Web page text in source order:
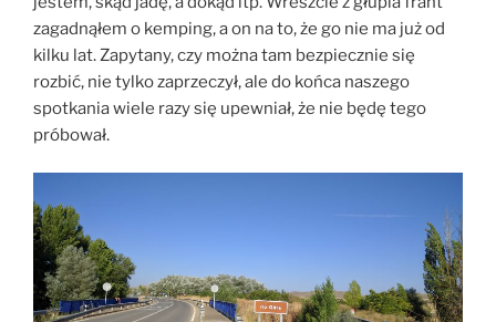
zagadnąłem o kemping, a on na to, że go nie ma już od
kilku lat. Zapytany, czy można tam bezpiecznie się
rozbić, nie tylko zaprzeczył, ale do końca naszego
spotkania wiele razy się upewniał, że nie będę tego
próbował.